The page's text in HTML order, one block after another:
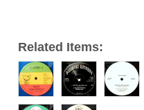
Related Items: